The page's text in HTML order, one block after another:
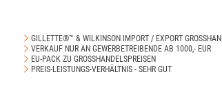
GILLETTE®™ & WILKINSON IMPORT / EXPORT
VERKAUF NUR AN GEWERBETREIBENDE AB 1000,- EUR
EU-PACK ZU GROSSHANDELSPREISEN
PREIS-LEISTUNGS-VERHÄLTNIS - SEHR GUT